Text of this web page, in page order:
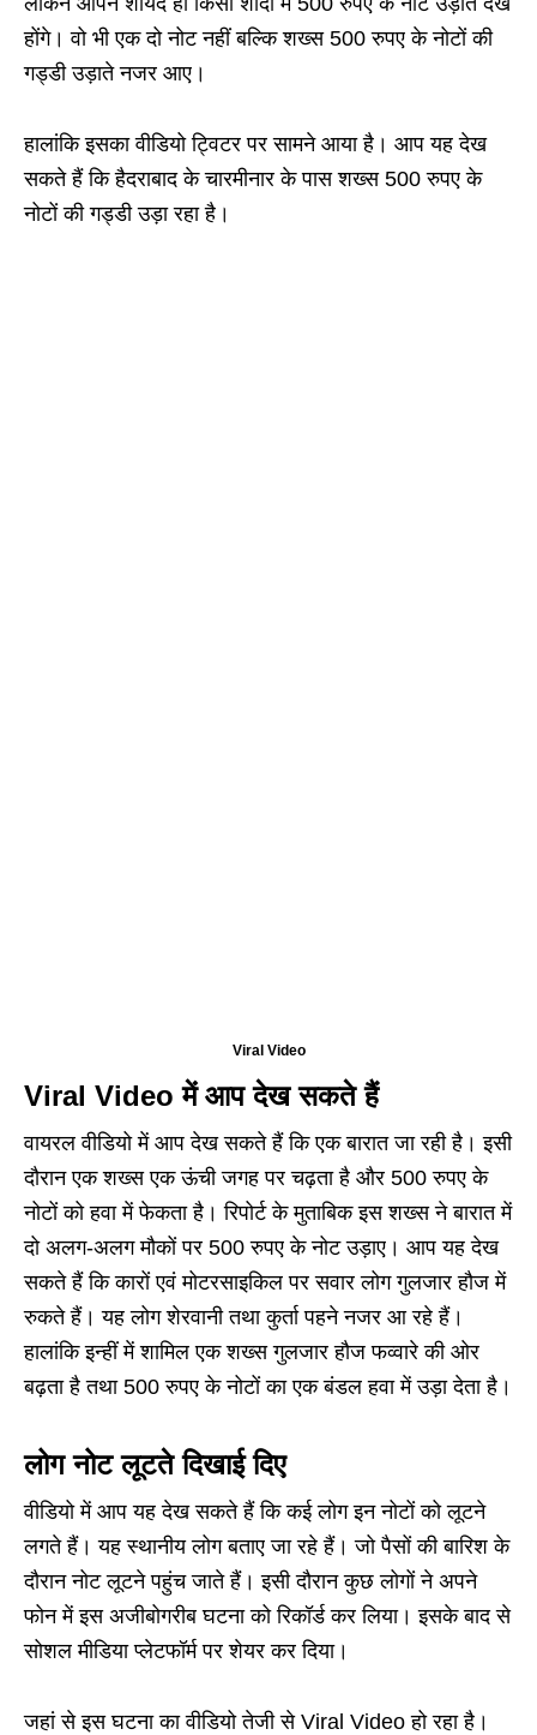
होंगे। वो भी एक दो नोट नहीं बल्कि शख्स 500 रुपए के नोटों की
गड्डी उड़ाते नजर आए।
हालांकि इसका वीडियो ट्विटर पर सामने आया है। आप यह देख
सकते हैं कि हैदराबाद के चारमीनार के पास शख्स 500 रुपए के
नोटों की गड्डी उड़ा रहा है।
Viral Video
Viral Video में आप देख सकते हैं
वायरल वीडियो में आप देख सकते हैं कि एक बारात जा रही है। इसी
दौरान एक शख्स एक ऊंची जगह पर चढ़ता है और 500 रुपए के
नोटों को हवा में फेकता है। रिपोर्ट के मुताबिक इस शख्स ने बारात में
दो अलग-अलग मौकों पर 500 रुपए के नोट उड़ाए। आप यह देख
सकते हैं कि कारों एवं मोटरसाइकिल पर सवार लोग गुलजार हौज में
रुकते हैं। यह लोग शेरवानी तथा कुर्ता पहने नजर आ रहे हैं।
हालांकि इन्हीं में शामिल एक शख्स गुलजार हौज फव्वारे की ओर
बढ़ता है तथा 500 रुपए के नोटों का एक बंडल हवा में उड़ा देता है।
लोग नोट लूटते दिखाई दिए
वीडियो में आप यह देख सकते हैं कि कई लोग इन नोटों को लूटने
लगते हैं। यह स्थानीय लोग बताए जा रहे हैं। जो पैसों की बारिश के
दौरान नोट लूटने पहुंच जाते हैं। इसी दौरान कुछ लोगों ने अपने
फोन में इस अजीबोगरीब घटना को रिकॉर्ड कर लिया। इसके बाद से
सोशल मीडिया प्लेटफॉर्म पर शेयर कर दिया।
जहां से इस घटना का वीडियो तेजी से Viral Video हो रहा है।